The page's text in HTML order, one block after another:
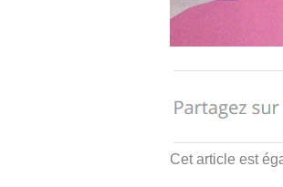
Cet article est